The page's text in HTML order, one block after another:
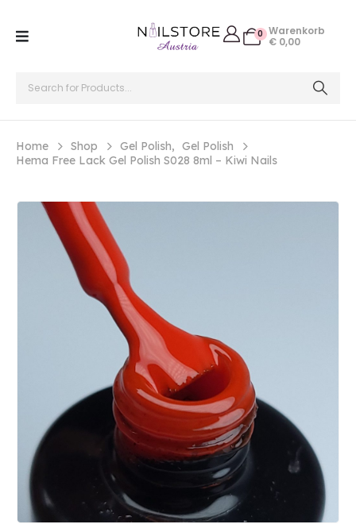
0 Warenkorb
€ 0,00
Home Shop Gel Polish, Gel Polish
Hema Free Lack Gel Polish S028 8ml – Kiwi Nails